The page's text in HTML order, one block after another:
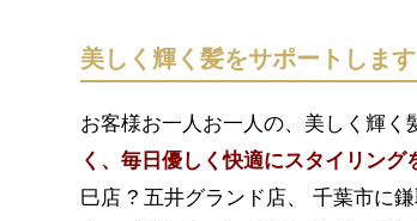
美しく輝く髪をサポートします
お客様お一人お一人の、美しく輝
く、毎日優しく快適にスタイリング
巳店 ? 五井グランド店、 千葉市に